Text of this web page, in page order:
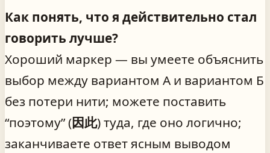
Как понять, что я действительно стал
говорить лучше?
Хороший маркер — вы умеете объяснить
выбор между вариантом А и вариантом Б
без потери нити; можете поставить
“поэтому” (因此) туда, где оно логично;
заканчиваете ответ ясным выводом